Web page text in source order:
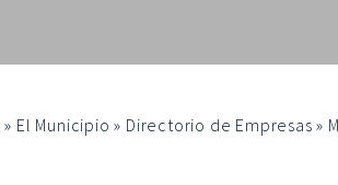
» El Municipio » Directorio de Empresas »